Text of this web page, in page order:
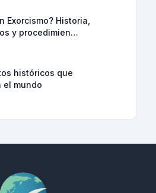
Exorcismo? Historia,
y procedimien…
históricos que
el mundo